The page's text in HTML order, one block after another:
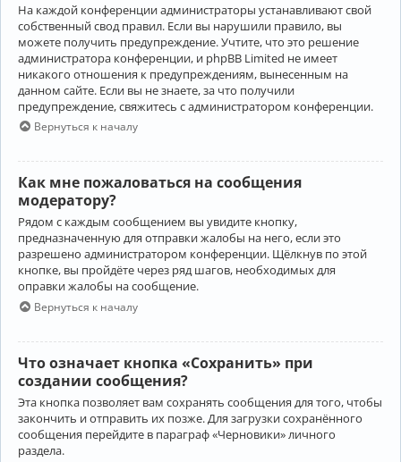
На каждой конференции администраторы устанавливают свой
собственный свод правил. Если вы нарушили правило, вы
можете получить предупреждение. Учтите, что это решение
администратора конференции, и phpBB Limited не имеет
никакого отношения к предупреждениям, вынесенным на
данном сайте. Если вы не знаете, за что получили
предупреждение, свяжитесь с администратором конференции.
Вернуться к началу
Как мне пожаловаться на сообщения
модератору?
Рядом с каждым сообщением вы увидите кнопку,
предназначенную для отправки жалобы на него, если это
разрешено администратором конференции. Щёлкнув по этой
кнопке, вы пройдёте через ряд шагов, необходимых для
оправки жалобы на сообщение.
Вернуться к началу
Что означает кнопка «Сохранить» при
создании сообщения?
Эта кнопка позволяет вам сохранять сообщения для того, чтобы
закончить и отправить их позже. Для загрузки сохранённого
сообщения перейдите в параграф «Черновики» личного
раздела.